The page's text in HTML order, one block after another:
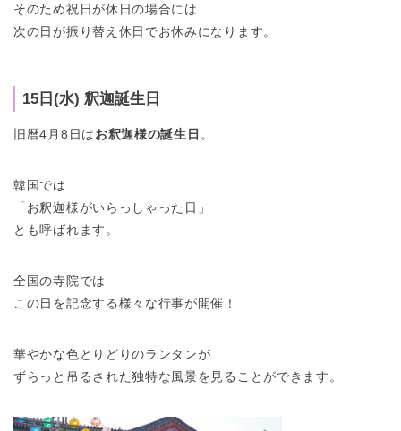
そのため祝日が休日の場合には
次の日が振り替え休日でお休みになります。
15日(水) 釈迦誕生日
旧暦4月8日はお釈迦様の誕生日 。
韓国では
「お釈迦様がいらっしゃった日」
とも呼ばれます。
全国の寺院では
この日を記念する様々な行事が開催！
華やかな色とりどりのランタンが
ずらっと吊るされた独特な風景を見ることができます。